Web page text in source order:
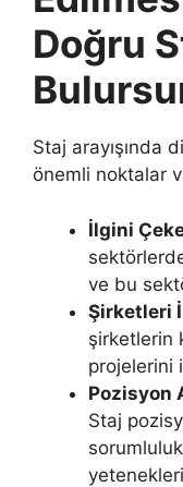
Doğru
Staj arayışında
önemli noktalar
İlgini
ve bu
Şirketleri
şirketlerin
projelerini
Pozisyon
Staj